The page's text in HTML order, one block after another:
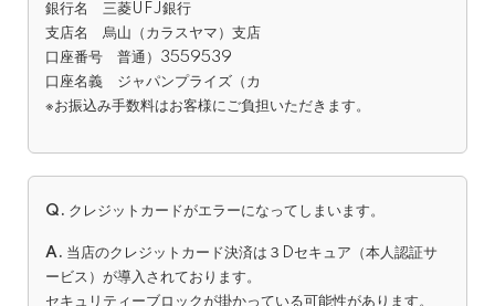
銀行名 三菱UFJ銀行
支店名 烏山（カラスヤマ）支店
口座番号 普通）3559539
口座名義 ジャパンプライズ（カ
※お振込み手数料はお客様にご負担いただきます。
Q. クレジットカードがエラーになってしまいます。
A. 当店のクレジットカード決済は３Dセキュア（本人認証サ
ービス）が導入されております。
セキュリティーブロックが掛かっている可能性があります。